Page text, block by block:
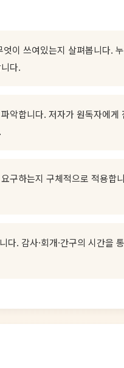
이 쓰여있는지 살펴봅니다.
다.
악합니다. 저자가 원독자에게
구하는지 구체적으로 적용합
. 감사·회개·간구의 시간을